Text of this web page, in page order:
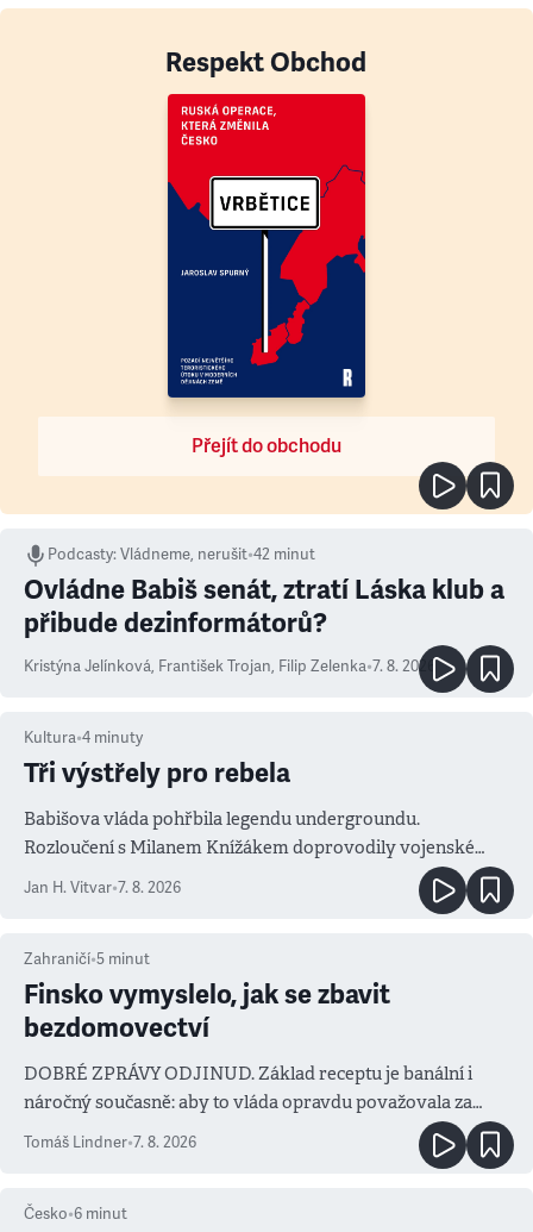
Respekt Obchod
Přejít do obchodu
Podcasty:Vládneme, nerušit•42 minut
Ovládne Babiš senát, ztratí Láska klub a
přibude dezinformátorů?
Kristýna Jelínková, František Trojan, Filip Zelenka•7. 8. 2026
Kultura•4 minuty
Tři výstřely pro rebela
Babišova vláda pohřbila legendu undergroundu.
Rozloučení s Milanem Knížákem doprovodily vojenské
salvy i kritika pokrokářů
Jan H. Vitvar•7. 8. 2026
Zahraničí•5 minut
Finsko vymyslelo, jak se zbavit
bezdomovectví
DOBRÉ ZPRÁVY ODJINUD. Základ receptu je banální i
náročný současně: aby to vláda opravdu považovala za
prioritu
Tomáš Lindner•7. 8. 2026
Česko•6 minut